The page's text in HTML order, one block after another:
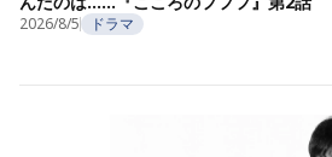
2026/8/5 ドラマ